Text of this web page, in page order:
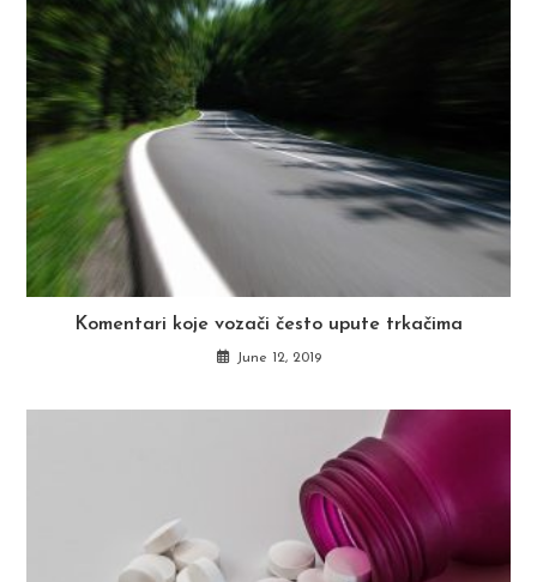
Komentari koje vozači često upute trkačima
June 12, 2019